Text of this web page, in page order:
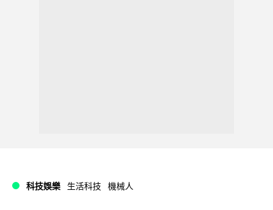
科技娛樂 生活科技 機械人